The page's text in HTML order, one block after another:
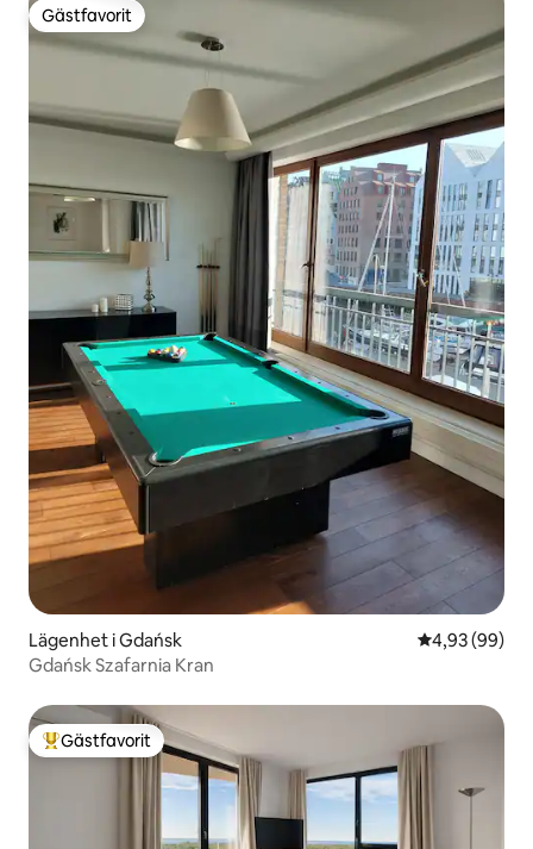
Gästfavorit
Gästfavorit
Lägenhet i Gdańsk 4,93 av 5 i
4,93 (99)
Gdańsk Szafarnia Kran
Populär gästfavorit
Gästfavorit